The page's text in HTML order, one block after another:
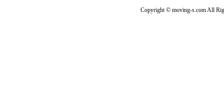
Copyright © moving-s.com All